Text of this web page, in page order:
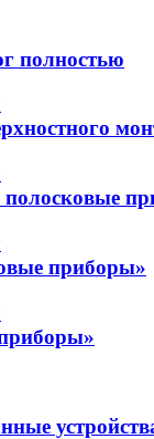
полностью
полосковые
приборы»